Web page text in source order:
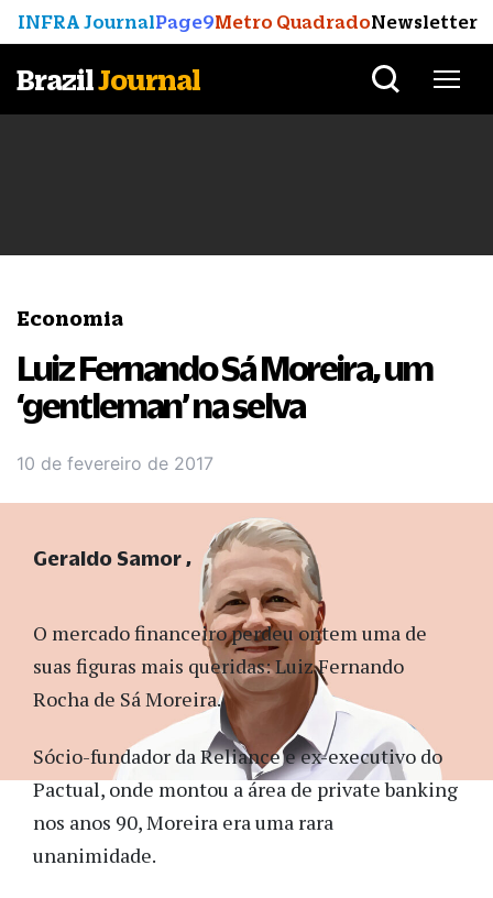
INFRA JournalPage9Metro QuadradoNewsletter
BrazilJournal
Economia
Luiz Fernando Sá Moreira, um
‘gentleman’ na selva
10 de fevereiro de 2017
O mercado financeiro perdeu ontem uma de
suas figuras mais queridas: Luiz Fernando
Rocha de Sá Moreira.
Sócio-fundador da Reliance e ex-executivo do
Pactual, onde montou a área de private banking
nos anos 90, Moreira era uma rara
unanimidade.
Geraldo Samor